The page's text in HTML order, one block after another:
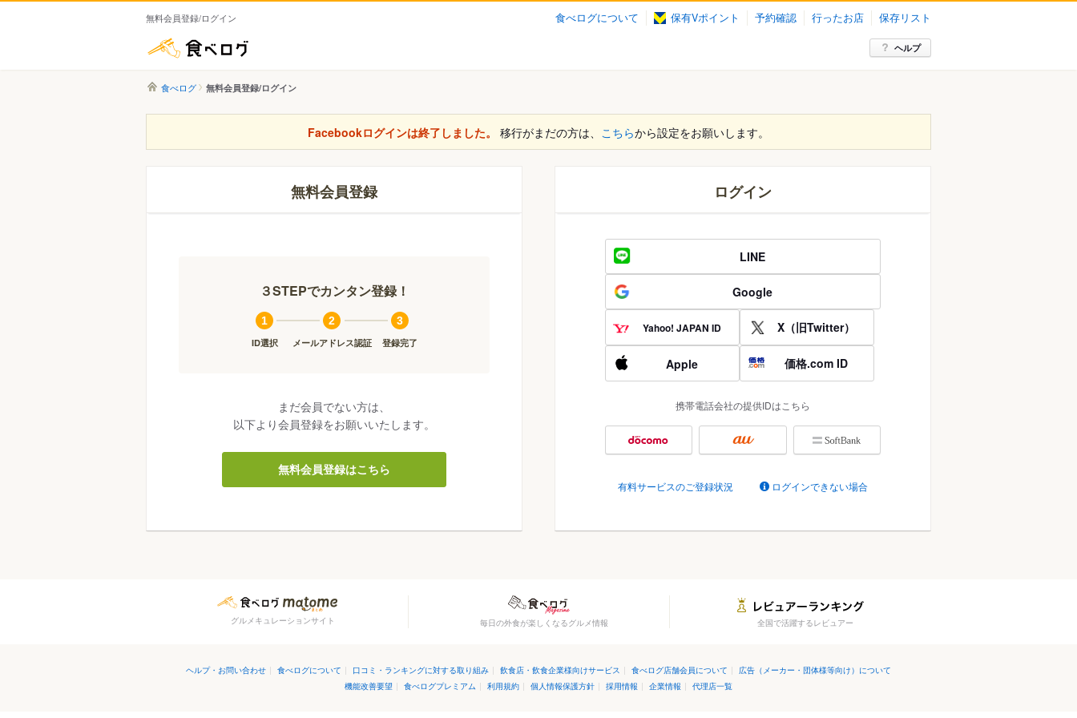
無料会員登録/ログイン 食べログについて 保有Vポイント 予約確認 行ったお店 保存リスト
ヘルプ
食べログ 無料会員登録/ログイン
Facebookログインは終了しました。 移行がまだの方は、 こちらから設定をお願いします。
無料会員登録
３STEPでカンタン登録！
1
ID選択
2
メールアドレス認証
3
登録完了
まだ会員でない方は、
以下より会員登録をお願いいたします。
無料会員登録はこちら
ログイン
LINE
Google
Yahoo! JAPAN ID X（旧Twitter）
Apple 価格.com ID
携帯電話会社の提供IDはこちら
有料サービスのご登録状況 ログインできない場合
グルメキュレーションサイト 毎日の外食が楽しくなるグルメ情報 全国で活躍するレビュアー
ヘルプ・お問い合わせ | 食べログについて | 口コミ・ランキングに対する取り組み | 飲食店・飲食企業様向けサービス | 食べログ店舗会員について | 広告（メーカー・団体様等向け）について
機能改善要望 | 食べログプレミアム | 利用規約 | 個人情報保護方針 | 採用情報 | 企業情報 | 代理店一覧